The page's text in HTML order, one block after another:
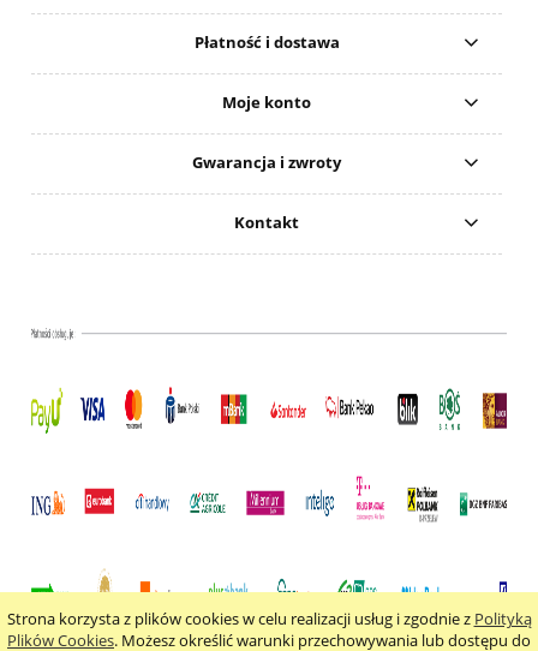
Strona korzysta z plików cookies w celu realizacji usług i zgodnie z Polityką
Plików Cookies. Możesz określić warunki przechowywania lub dostępu do
Płatność i dostawa
Moje konto
Gwarancja i zwroty
Kontakt
pokaż pełną wersję strony